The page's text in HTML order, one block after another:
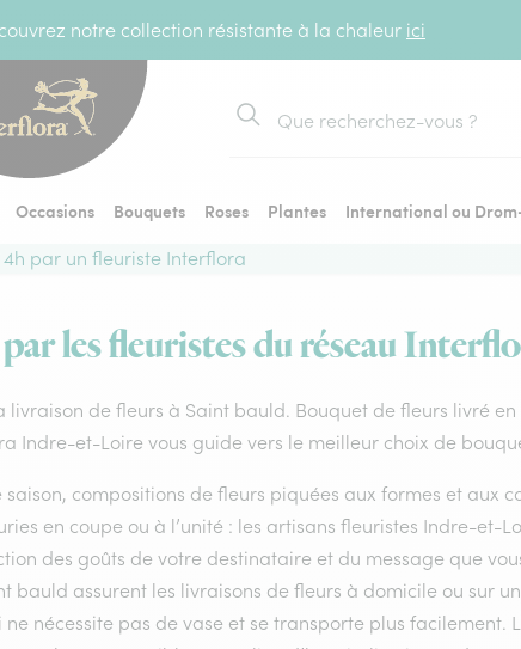
notre collection résistante à la chaleur ici
Rechercher
Occasions Bouquets Roses Plantes
International ou
par un fleuriste Interflora
les fleuristes du réseau
livraison de fleurs à Saint bauld. Bouquet de fleurs livré
Indre-et-Loire vous guide vers le meilleur choix de
compositions de fleurs piquées aux formes et aux
en coupe ou à l’unité : les artisans fleuristes Indre-et-
des goûts de votre destinataire et du message que
bauld assurent les livraisons de fleurs à domicile ou sur
nécessite pas de vase et se transporte plus facilement.